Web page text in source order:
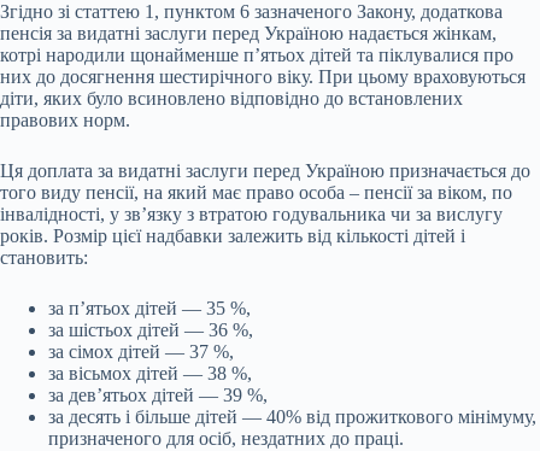
Згідно зі статтею 1, пунктом 6 зазначеного Закону, додаткова
пенсія за видатні заслуги перед Україною надається жінкам,
котрі народили щонайменше п’ятьох дітей та піклувалися про
них до досягнення шестирічного віку. При цьому враховуються
діти, яких було всиновлено відповідно до встановлених
правових норм.
Ця доплата за видатні заслуги перед Україною призначається до
того виду пенсії, на який має право особа – пенсії за віком, по
інвалідності, у зв’язку з втратою годувальника чи за вислугу
років. Розмір цієї надбавки залежить від кількості дітей і
становить:
за п’ятьох дітей — 35 %,
за шістьох дітей — 36 %,
за сімох дітей — 37 %,
за вісьмох дітей — 38 %,
за дев’ятьох дітей — 39 %,
за десять і більше дітей — 40% від прожиткового мінімуму,
призначеного для осіб, нездатних до праці.